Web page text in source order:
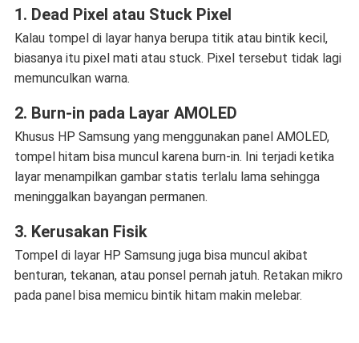
1. Dead Pixel atau Stuck Pixel
Kalau tompel di layar hanya berupa titik atau bintik kecil,
biasanya itu pixel mati atau stuck. Pixel tersebut tidak lagi
memunculkan warna.
2. Burn-in pada Layar AMOLED
Khusus HP Samsung yang menggunakan panel AMOLED,
tompel hitam bisa muncul karena burn-in. Ini terjadi ketika
layar menampilkan gambar statis terlalu lama sehingga
meninggalkan bayangan permanen.
3. Kerusakan Fisik
Tompel di layar HP Samsung juga bisa muncul akibat
benturan, tekanan, atau ponsel pernah jatuh. Retakan mikro
pada panel bisa memicu bintik hitam makin melebar.